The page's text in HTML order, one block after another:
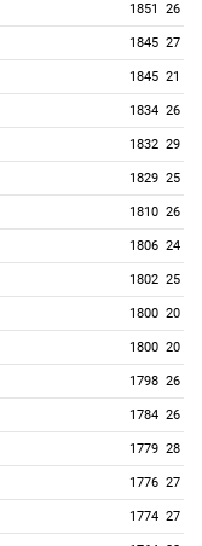
1851 26
1845 27
1845 21
1834 26
1832 29
1829 25
1810 26
1806 24
1802 25
1800 20
1800 20
1798 26
1784 26
1779 28
1776 27
1774 27